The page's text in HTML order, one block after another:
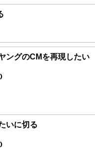
ングのCMを再現したい
いに切る